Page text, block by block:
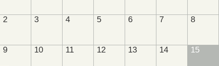
2 3 4 5 6 7 8
9 10 11 12 13 14 15